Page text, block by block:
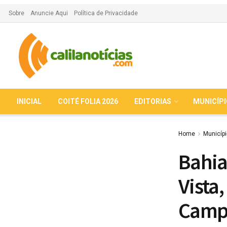
Sobre Anuncie Aqui Política de Privacidade
INICIAL COITÉ FOLIA 2026 EDITORIAS
Home